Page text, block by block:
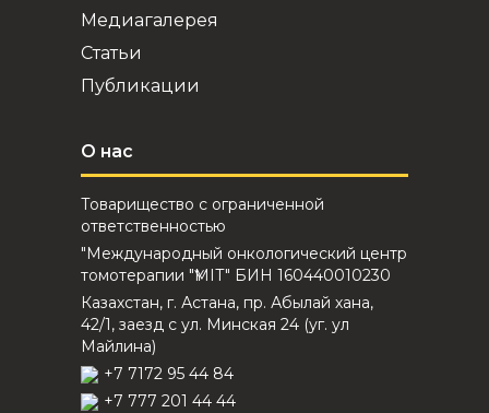
Медиагалерея
Статьи
Публикации
О нас
Товарищество с ограниченной
ответственностью
"Международный онкологический центр
томотерапии "ҮМІТ" БИН 160440010230
Казахстан, г. Астана, пр. Абылай хана,
42/1, заезд с ул. Минская 24 (уг. ул
Майлина)
+7 7172 95 44 84
+7 777 201 44 44